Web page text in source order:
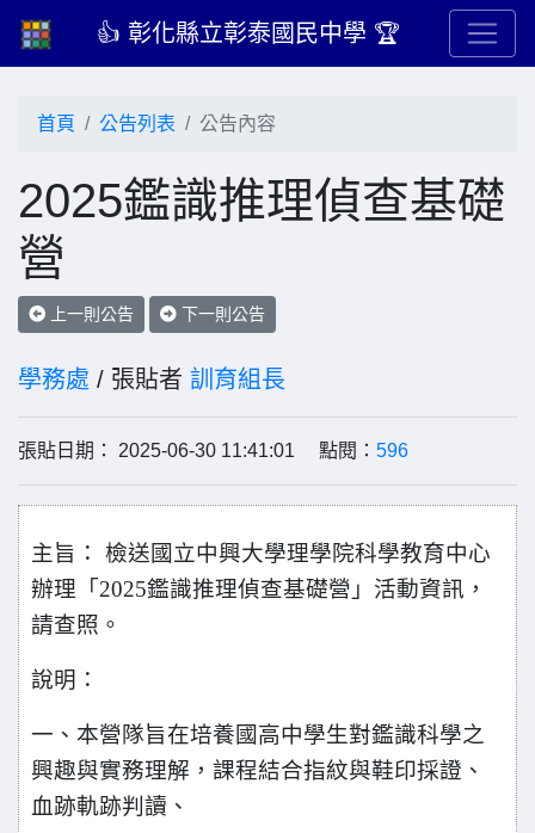
👍 彰化縣立彰泰國民中學 🏆
首頁 公告列表 公告內容
2025鑑識推理偵查基礎
營
上一則公告 下一則公告
學務處 / 張貼者 訓育組長
張貼日期： 2025-06-30 11:41:01 點閱： 596
主旨： 檢送國立中興大學理學院科學教育中心
辦理「2025鑑識推理偵查基礎營」活動資訊，
請查照。
說明：
一、本營隊旨在培養國高中學生對鑑識科學之
興趣與實務理解，課程結合指紋與鞋印採證、
血跡軌跡判讀、